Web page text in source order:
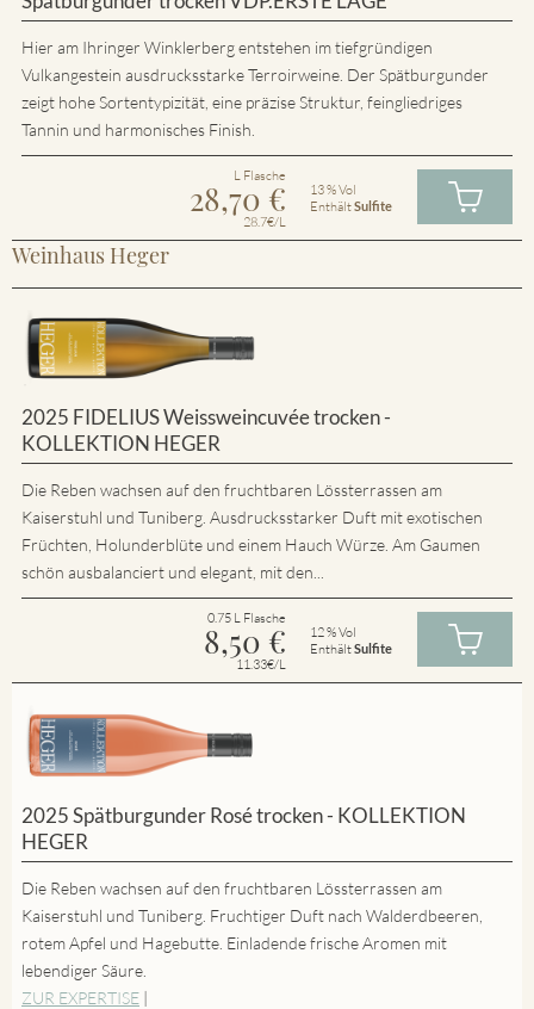
Hier am Ihringer Winklerberg entstehen im tiefgründigen
Vulkangestein ausdrucksstarke Terroirweine. Der Spätburgunder
zeigt hohe Sortentypizität, eine präzise Struktur, feingliedriges
Tannin und harmonisches Finish.
L Flasche
28,70 €
28.7€/L
13 % Vol
EnthältSulfite
Weinhaus Heger
2025 FIDELIUS Weissweincuvée trocken -
KOLLEKTION HEGER
Die Reben wachsen auf den fruchtbaren Lössterrassen am
Kaiserstuhl und Tuniberg. Ausdrucksstarker Duft mit exotischen
Früchten, Holunderblüte und einem Hauch Würze. Am Gaumen
schön ausbalanciert und elegant, mit den...
0.75 L Flasche
8,50 €
11.33€/L
12 % Vol
EnthältSulfite
2025 Spätburgunder Rosé trocken - KOLLEKTION
HEGER
Die Reben wachsen auf den fruchtbaren Lössterrassen am
Kaiserstuhl und Tuniberg. Fruchtiger Duft nach Walderdbeeren,
rotem Apfel und Hagebutte. Einladende frische Aromen mit
lebendiger Säure.
ZUR EXPERTISE |